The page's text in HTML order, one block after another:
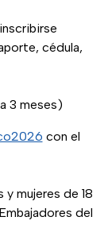
cédula,
3 meses)
con el
mujeres de 18
del